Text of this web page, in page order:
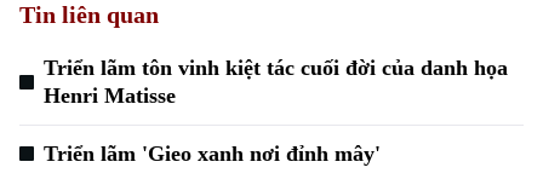
Tin liên quan
Triển lãm tôn vinh kiệt tác cuối đời của danh họa
Henri Matisse
Triển lãm 'Gieo xanh nơi đỉnh mây'